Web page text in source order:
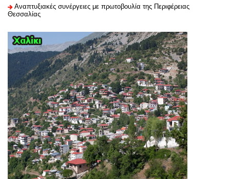
Αναπτυξιακές συνέργειες με πρωτοβουλία της Περιφέρειας
Θεσσαλίας